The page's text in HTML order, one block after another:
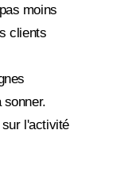
moins
clients
sonner.
l'activité